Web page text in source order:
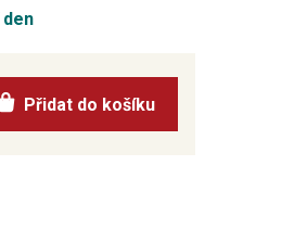
Přidat do košíku